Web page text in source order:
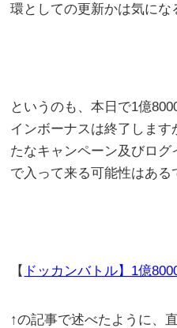
環としての更新かは気にな
というのも、本日で1億
インボーナスは終了しま
たなキャンペーン及びログ
で入って来る可能性はある
【 ドッカンバトル】1億
↑の記事で述べたように、